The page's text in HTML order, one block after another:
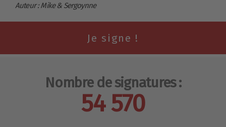
Auteur : Mike & Sergoynne
Nombre de signatures :
54 570